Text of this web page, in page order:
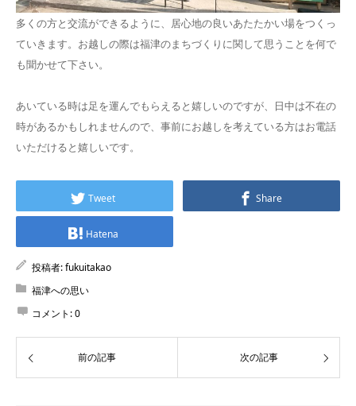
多くの方と交流ができるように、居心地の良いあたたかい場をつくっ
ていきます。お越しの際は福津のまちづくりに関して思うことを何で
も聞かせて下さい。
あいている時は足を運んでもらえると嬉しいのですが、日中は不在の
時があるかもしれませんので、事前にお越しを考えている方はお電話
いただけると嬉しいです。
Tweet Share
Hatena
投稿者:fukuitakao
福津への思い
コメント:0
前の記事 次の記事